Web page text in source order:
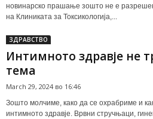
новинарско прашање зошто не е
на Клиниката за Токсикологија,...
ЗДРАВСТВО
Интимното здравје не
тема
March 29, 2024 во 16:46
Зошто молчиме, како да се охрабриме и
интимното здравје. Врвни стручњаци,